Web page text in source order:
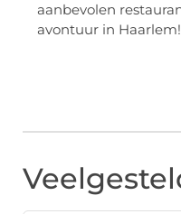
aanbevolen
avontuur in Haarlem!